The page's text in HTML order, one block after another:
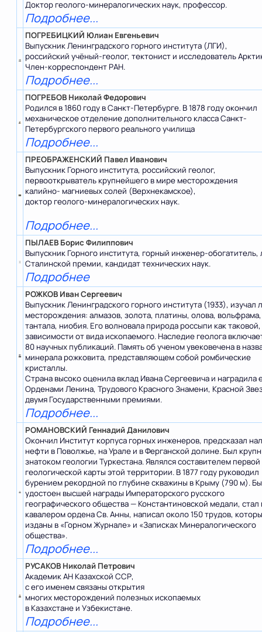
Доктор геолого-минералогических наук, профессор.
Подробнее...
ПОГРЕБИЦКИЙ Юлиан Евгеньевич
Выпускник Ленинградского горного института (ЛГИ),
российский учёный-геолог, тектонист и исследователь
Член-корреспондент РАН.
Подробнее...
ПОГРЕБОВ Николай Федорович
Родился в 1860 году в Санкт-Петербурге. В 1878 году окончил
механическое отделение дополнительного класса Санкт-
Петербургского первого реального училища
Подробнее...
ПРЕОБРАЖЕНСКИЙ Павел Иванович
Выпускник Горного института, российский геолог,
первооткрыватель крупнейшего в мире месторождения
калийно- магниевых солей (Верхнекамское),
доктор геолого-минералогических наук.
Подробнее...
ПЫЛАЕВ Борис Филиппович
Выпускник Горного института, горный инженер-обогатитель,
Сталинской премии, кандидат технических наук.
Подробнее
РОЖКОВ Иван Сергеевич
Выпускник Ленинградского горного института (1933), изучал
месторождения: алмазов, золота, платины, олова,
тантала, ниобия. Его волновала природа россыпи как
зависимости от вида ископаемого. Наследие геолога
80 научных публикаций. Память об ученом увековечена в
минерала рожковита, представляющем собой ромбические
кристаллы.
Страна высоко оценила вклад Ивана Сергеевича и наградила
Орденами Ленина, Трудового Красного Знамени, Красной
двумя Государственными премиями.
Подробнее...
РОМАНОВСКИЙ Геннадий Данилович
Окончил Институт корпуса горных инженеров, предсказал
нефти в Поволжье, на Урале и в Ферганской долине. Был
знатоком геологии Туркестана. Являлся составителем первой
геологической карты этой территории. В 1877 году руководил
бурением рекордной по глубине скважины в Крыму (790 м).
удостоен высшей награды Императорского русского
географического общества — Константиновской медали,
кавалером ордена Св. Анны, написал около 150 трудов,
изданы в «Горном Журнале» и «Записках Минералогического
общества».
Подробнее...
РУСАКОВ Николай Петрович
Академик АН Казахской ССР,
с его именем связаны открытия
многих месторождений полезных ископаемых
в Казахстане и Узбекистане.
Подробнее...